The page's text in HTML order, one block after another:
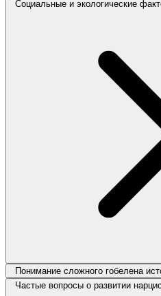
Социальные и экологические
Понимание сложного гобелена
Частые вопросы о развитии